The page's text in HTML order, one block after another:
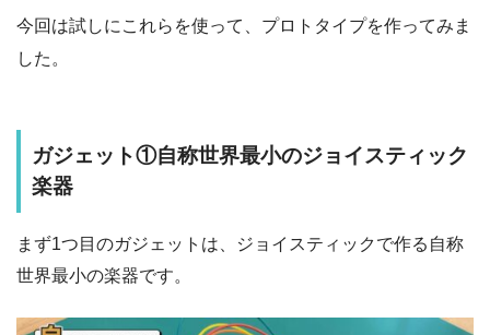
今回は試しにこれらを使って、プロトタイプを作ってみま
した。
ガジェット①自称世界最小のジョイスティック
楽器
まず1つ目のガジェットは、ジョイスティックで作る自称
世界最小の楽器です。